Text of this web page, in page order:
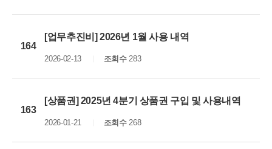
164
[업무추진비] 2026년 1월 사용 내역
2026-02-13 조회수283
163
[상품권] 2025년 4분기 상품권 구입 및 사용내역
2026-01-21 조회수268